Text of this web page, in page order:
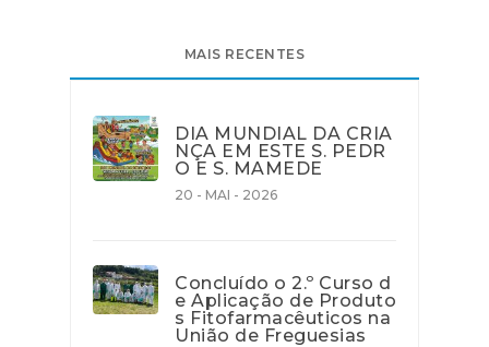
MAIS RECENTES
DIA MUNDIAL DA CRIA
NÇA EM ESTE S. PEDR
O E S. MAMEDE
20 - MAI - 2026
Concluído o 2.º Curso d
e Aplicação de Produto
s Fitofarmacêuticos na
União de Freguesias